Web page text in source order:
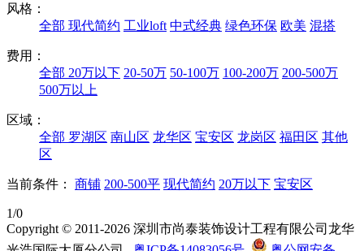
风格：
全部 现代简约 工业loft 中式经典 绿色环保 欧美 混搭
费用：
全部 20万以下 20-50万 50-100万 100-200万 200-500万
500万以上
区域：
全部 罗湖区 南山区 龙华区 宝安区 龙岗区 福田区 其他
区
当前条件： 商铺 200-500平 现代简约 20万以下 宝安区
1/0
Copyright © 2011-2026 深圳市尚泰装饰设计工程有限公司龙华